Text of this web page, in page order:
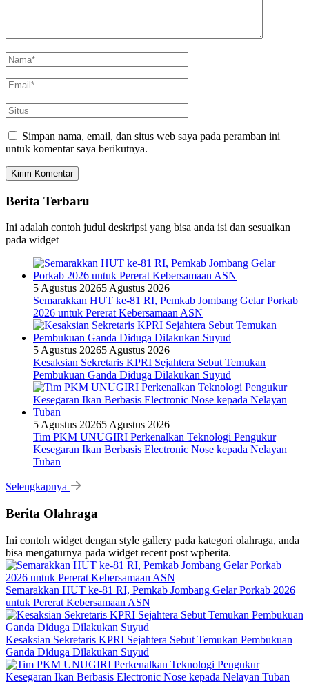
Simpan nama, email, dan situs web saya pada peramban ini
untuk komentar saya berikutnya.
Berita Terbaru
Ini adalah contoh judul deskripsi yang bisa anda isi dan sesuaikan
pada widget
5 Agustus 20265 Agustus 2026
Semarakkan HUT ke-81 RI, Pemkab Jombang Gelar Porkab
2026 untuk Pererat Kebersamaan ASN
5 Agustus 20265 Agustus 2026
Kesaksian Sekretaris KPRI Sejahtera Sebut Temukan
Pembukuan Ganda Diduga Dilakukan Suyud
5 Agustus 20265 Agustus 2026
Tim PKM UNUGIRI Perkenalkan Teknologi Pengukur
Kesegaran Ikan Berbasis Electronic Nose kepada Nelayan
Tuban
Selengkapnya
Berita Olahraga
Ini contoh widget dengan style gallery pada kategori olahraga, anda
bisa mengaturnya pada widget recent post wpberita.
Semarakkan HUT ke-81 RI, Pemkab Jombang Gelar Porkab 2026
untuk Pererat Kebersamaan ASN
Kesaksian Sekretaris KPRI Sejahtera Sebut Temukan Pembukuan
Ganda Diduga Dilakukan Suyud